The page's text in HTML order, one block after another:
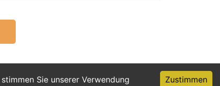
Sie unserer Verwendung Zustimmen